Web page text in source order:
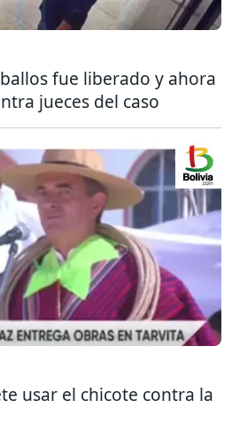
fue liberado y ahora
jueces del caso
usar el chicote contra la